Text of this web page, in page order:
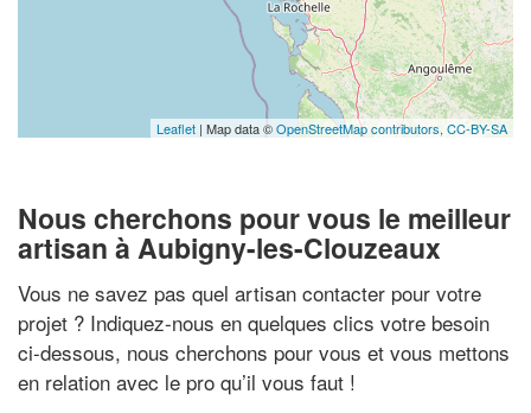
Leaflet | Map data ©OpenStreetMap contributors, CC-BY-SA
Nous cherchons pour vous le meilleur
artisan à Aubigny-les-Clouzeaux
Vous ne savez pas quel artisan contacter pour votre
projet ? Indiquez-nous en quelques clics votre besoin
ci-dessous, nous cherchons pour vous et vous mettons
en relation avec le pro qu’il vous faut !